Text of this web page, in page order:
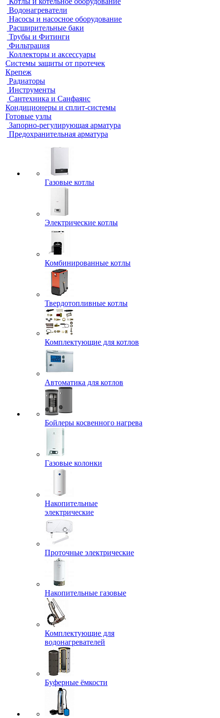
Водонагреватели
Насосы и насосное оборудование
Расширительные баки
Трубы и Фитинги
Фильтрация
Коллекторы и аксессуары
Системы защиты от протечек
Крепеж
Радиаторы
Инструменты
Сантехника и Санфаянс
Кондиционеры и сплит-системы
Готовые узлы
Запорно-регулирующая арматура
Предохранительная арматура
Газовые котлы
Электрические котлы
Комбинированные котлы
Твердотопливные котлы
Комплектующие для котлов
Автоматика для котлов
Бойлеры косвенного нагрева
Газовые колонки
Накопительные
электрические
Проточные электрические
Накопительные газовые
Комплектующие для
водонагревателей
Буферные ёмкости